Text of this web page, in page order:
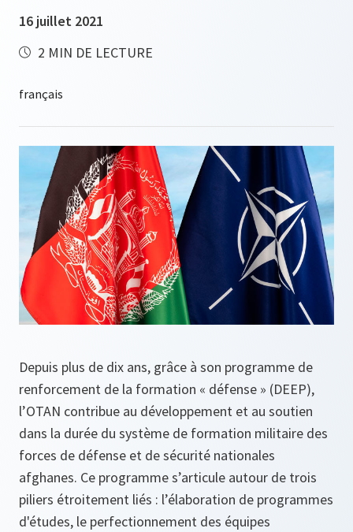
16 juillet 2021
2 MIN DE LECTURE
Depuis plus de dix ans, grâce à son programme de
renforcement de la formation « défense » (DEEP),
l’OTAN contribue au développement et au soutien
dans la durée du système de formation militaire des
forces de défense et de sécurité nationales
afghanes. Ce programme s’articule autour de trois
piliers étroitement liés : l’élaboration de programmes
d'études, le perfectionnement des équipes